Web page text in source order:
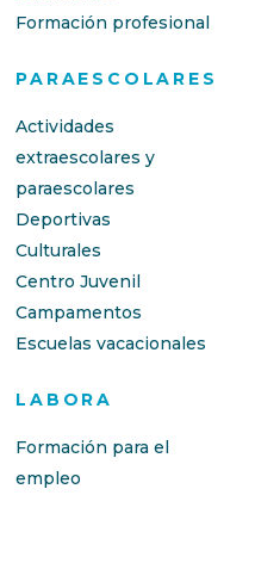
Formación profesional
PARAESCOLARES
Actividades
extraescolares y
paraescolares
Deportivas
Culturales
Centro Juvenil
Campamentos
Escuelas vacacionales
LABORA
Formación para el
empleo